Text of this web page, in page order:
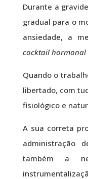
Durante a
gradual para o
ansiedade, a
cocktail hormonal
Quando o
libertado, com
fisiológico e
A sua correta
administração
também a